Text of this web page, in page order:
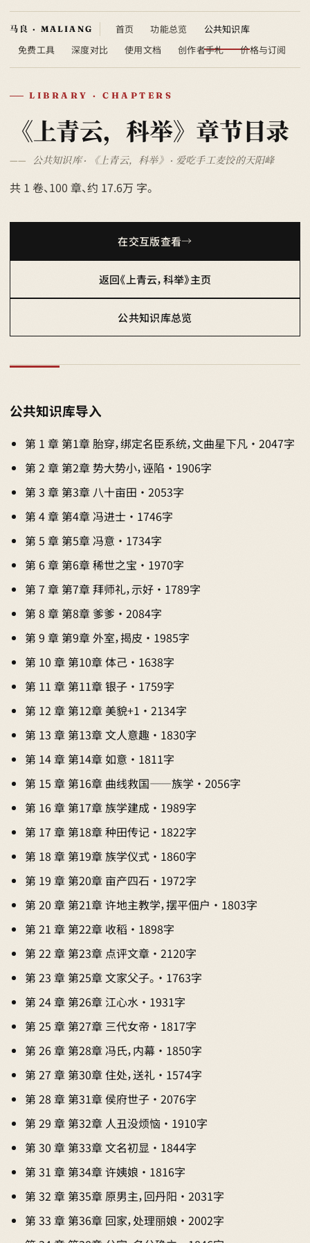
首页 功能总览
公共知识库
免费工具
深度对比 使用文档 创作者手札 价格与订阅
LIBRARY · CHAPTERS
《上青云，科举》章节目录
公共知识库 · 《上青云，科举》 · 爱吃手工麦饺的天阳峰
共 1 卷、100 章、约 17.6万 字。
在交互版查看
返回《上青云，科举》主页
公共知识库总览
公共知识库导入
第 1 章 第1章 胎穿，绑定名臣系统，文曲星下凡 · 2047字
第 2 章 第2章 势大势小，诬陷 · 1906字
第 3 章 第3章 八十亩田 · 2053字
第 4 章 第4章 冯进士 · 1746字
第 5 章 第5章 冯意 · 1734字
第 6 章 第6章 稀世之宝 · 1970字
第 7 章 第7章 拜师礼，示好 · 1789字
第 8 章 第8章 爹爹 · 2084字
第 9 章 第9章 外室，揭皮 · 1985字
第 10 章 第10章 体己 · 1638字
第 11 章 第11章 银子 · 1759字
第 12 章 第12章 美貌+1 · 2134字
第 13 章 第13章 文人意趣 · 1830字
第 14 章 第14章 如意 · 1811字
第 15 章 第16章 曲线救国——族学 · 2056字
第 16 章 第17章 族学建成 · 1989字
第 17 章 第18章 种田传记 · 1822字
第 18 章 第19章 族学仪式 · 1860字
第 19 章 第20章 亩产四石 · 1972字
第 20 章 第21章 许地主教学，摆平佃户 · 1803字
第 21 章 第22章 收稻 · 1898字
第 22 章 第23章 点评文章 · 2120字
第 23 章 第25章 文家父子。 · 1763字
第 24 章 第26章 江心水 · 1931字
第 25 章 第27章 三代女帝 · 1817字
第 26 章 第28章 冯氏，内幕 · 1850字
第 27 章 第30章 住处，送礼 · 1574字
第 28 章 第31章 侯府世子 · 2076字
第 29 章 第32章 人丑没烦恼 · 1910字
第 30 章 第33章 文名初显 · 1844字
第 31 章 第34章 许姨娘 · 1816字
第 32 章 第35章 原男主，回丹阳 · 2031字
第 33 章 第36章 回家，处理丽娘 · 2002字